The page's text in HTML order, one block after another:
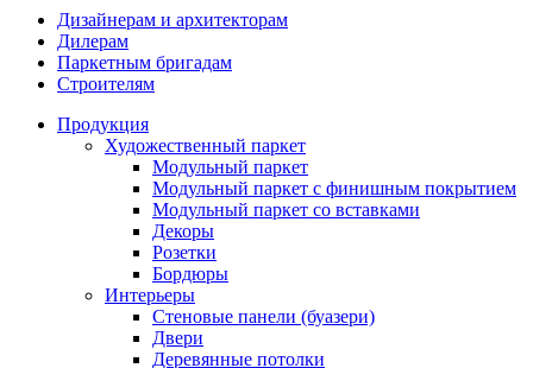
Дизайнерам и архитекторам
Дилерам
Паркетным бригадам
Строителям
Продукция
Художественный паркет
Модульный паркет
Модульный паркет с финишным покрытием
Модульный паркет со вставками
Декоры
Розетки
Бордюры
Интерьеры
Стеновые панели (буазери)
Двери
Деревянные потолки